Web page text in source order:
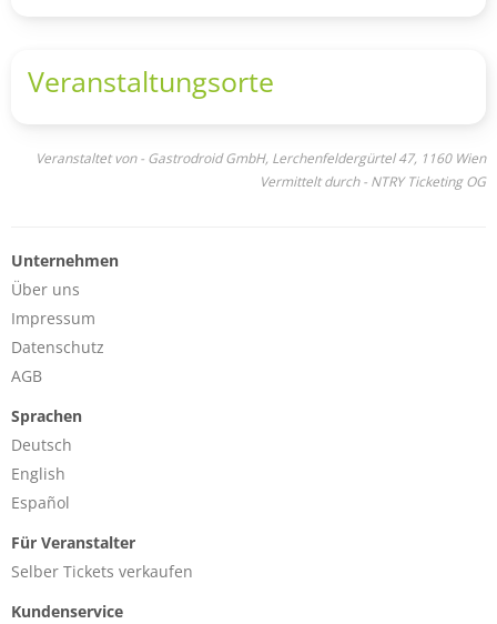
Veranstaltungsorte
Veranstaltet von - Gastrodroid GmbH, Lerchenfeldergürtel 47, 1160 Wien
Vermittelt durch - NTRY Ticketing OG
Unternehmen
Über uns
Impressum
Datenschutz
AGB
Sprachen
Deutsch
English
Español
Für Veranstalter
Selber Tickets verkaufen
Kundenservice